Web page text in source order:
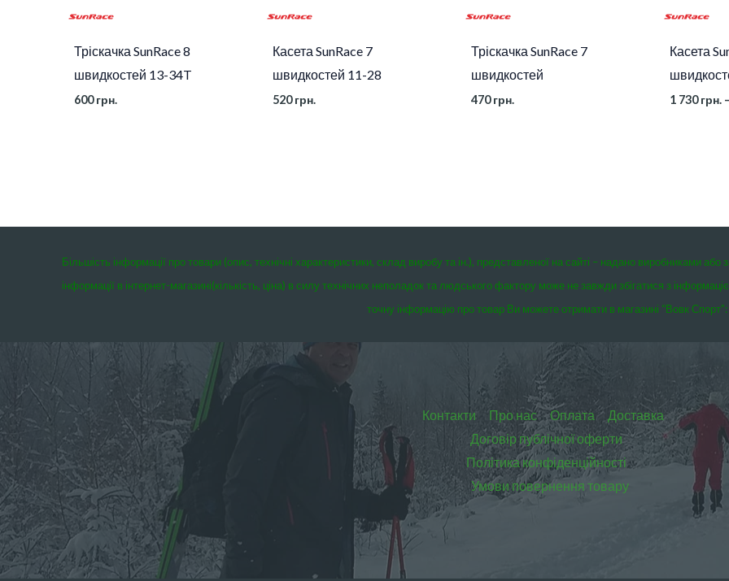
Тріскачка SunRace 8
швидкостей 13-34T
600грн.
Касета SunRace 7
швидкостей 11-28
520грн.
Тріскачка SunRace 7
швидкостей
470грн.
Касета
1 730грн. –
Більшість інформації про товари (опис, технічні характеристики, склад виробу та ін.), представленої на сайті – надано виробниками
інформації в інтернет-магазині(кількість, ціна) в силу технічних неполадок та людського фактору може не завжди збігатися з
точну інформацію про товар Ви можете отримати в магазині “Вовк Спорт”:
Контакти Про нас Оплата
Доставка
Договір публічної оферти
Політика конфіденційності
Умови повернення товару